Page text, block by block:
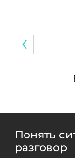
Понять
разговор